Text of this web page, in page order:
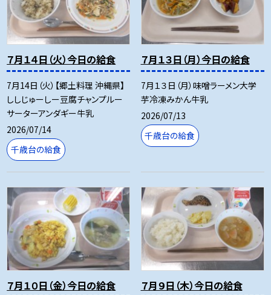
７月１４日（火）今日の給食
7月14日（火）【郷土料理 沖縄県】
ししじゅーしー豆腐チャンプルー
サーターアンダギー牛乳
2026/07/14
千歳台の給食
７月１３日（月）今日の給食
7月１３日（月）味噌ラーメン大学
芋冷凍みかん牛乳
2026/07/13
千歳台の給食
７月１０日（金）今日の給食 ７月９日（木）今日の給食